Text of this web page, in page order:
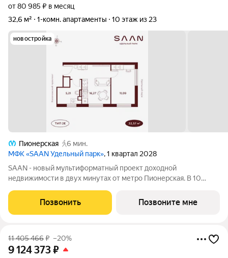
от 80 985 ₽ в месяц
32,6 м²
1-комн. апартаменты 10 этаж из 23
новостройка
Пионерская
6 мин.
МФК «SAAN Удельный парк», 1 квартал 2028
SAAN - новый мультиформатный проект доходной
недвижимости в двух минутах от метро Пионерская. В 10
представлены различные варианты: от компактных студий до
просторных резиденций с панорамными
Позвонить Позвоните мне
11 405 466₽ –20%
9 124 373₽